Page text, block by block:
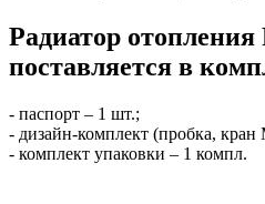
Радиатор
поставляется в
- паспорт – 1 шт.;
- дизайн-комплект (пробка, кран
- комплект упаковки – 1 компл.